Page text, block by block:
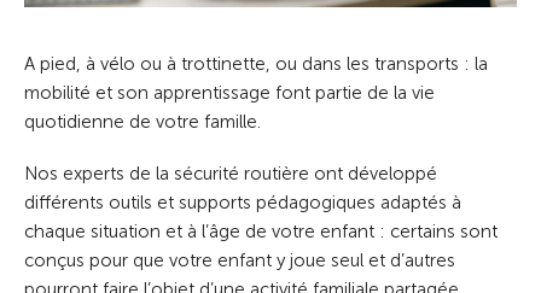
A pied, à vélo ou à trottinette, ou dans les transports : la
mobilité et son apprentissage font partie de la vie
quotidienne de votre famille.
Nos experts de la sécurité routière ont développé
différents outils et supports pédagogiques adaptés à
chaque situation et à l’âge de votre enfant : certains sont
conçus pour que votre enfant y joue seul et d’autres